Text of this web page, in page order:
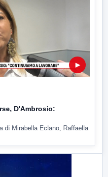
▶
D'Ambrosio:
di Mirabella Eclano, Raffaella